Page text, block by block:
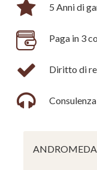
5 Anni di
Paga in 3
Diritto di